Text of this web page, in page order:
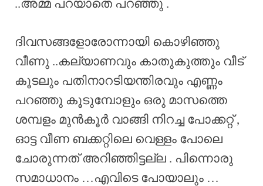
..അമ്മ പറയാതെ പറഞ്ഞു .
ദിവസങ്ങളോരോന്നായി കൊഴിഞ്ഞു
വീണു ..കല്യാണവും കാതുകുത്തും വീട്
കൂടലും പതിനാറടിയന്തിരവും എണ്ണം
പറഞ്ഞു കൂടുമ്പോളും ഒരു മാസത്തെ
ശമ്പളം മുൻ‌കൂർ വാങ്ങി നിറച്ച പോക്കറ്റ് ,
ഓട്ട വീണ ബക്കറ്റിലെ വെള്ളം പോലെ
ചോരുന്നത് അറിഞ്ഞിട്ടല്ല . പിന്നൊരു
സമാധാനം …എവിടെ പോയാലും …